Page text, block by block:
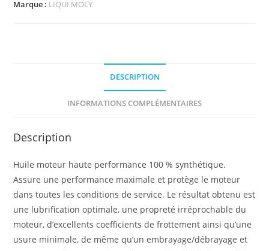
Marque : LIQUI MOLY
DESCRIPTION
INFORMATIONS COMPLÉMENTAIRES
Description
Huile moteur haute performance 100 % synthétique.
Assure une performance maximale et protège le moteur
dans toutes les conditions de service. Le résultat obtenu est
une lubrification optimale, une propreté irréprochable du
moteur, d’excellents coefficients de frottement ainsi qu’une
usure minimale, de même qu’un embrayage/débrayage et